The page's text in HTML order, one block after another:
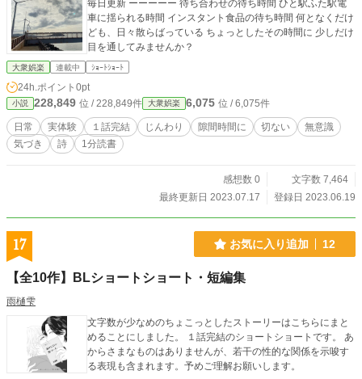
毎日更新 ーーーーー 待ち合わせの待ち時間 ひと駅ふた駅電
車に揺られる時間 インスタント食品の待ち時間 何となくだけ
ども、日々散らばっている ちょっとしたその時間に 少しだけ
目を通してみませんか？
大衆娯楽 連載中 ｼｮｰﾄｼｮｰﾄ
24h.ポイント 0pt
小説 228,849 位 / 228,849件 大衆娯楽 6,075 位 / 6,075件
日常 実体験 １話完結 じんわり 隙間時間に 切ない
無意識
気づき
詩 1分読書
感想数 0
文字数 7,464
最終更新日 2023.07.17
登録日 2023.06.19
17 お気に入り追加 12
【全10作】BLショートショート・短編集
雨樋雫
文字数が少なめのちょこっとしたストーリーはこちらにまと
めることにしました。 １話完結のショートショートです。 あ
からさまなものはありませんが、若干の性的な関係を示唆す
る表現も含まれます。予めご理解お願いします。